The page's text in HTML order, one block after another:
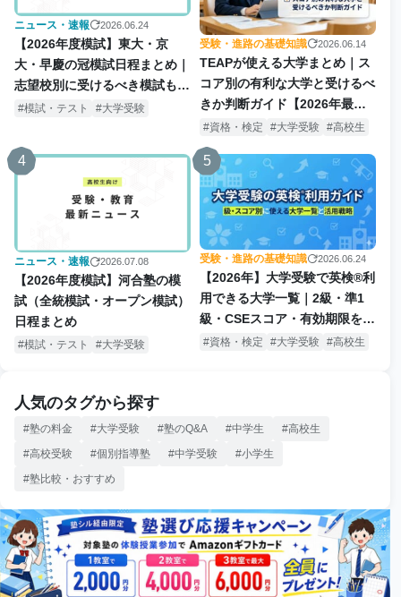
ニュース・速報 2026.06.24
【2026年度模試】東大・京
大・早慶の冠模試日程まとめ｜
志望校別に受けるべき模試も解
説模試・テスト 大学受験
受験・進路の基礎知識 2026.06.14
TEAPが使える大学まとめ｜ス
コア別の有利な大学と受けるべ
きか判断ガイド【2026年最新
版】
資格・検定 大学受験 高校生
4
ニュース・速報 2026.07.08
【2026年度模試】河合塾の模
試（全統模試・オープン模試）
日程まとめ
模試・テスト 大学受験
5
受験・進路の基礎知識 2026.06.24
【2026年】大学受験で英検®利
用できる大学一覧｜2級・準1
級・CSEスコア・有効期限を解
説資格・検定 大学受験 高校生
人気のタグから探す
塾の料金 大学受験 塾のQ&A 中学生
高校生
高校受験
個別指導塾 中学受験
小学生
塾比較・おすすめ